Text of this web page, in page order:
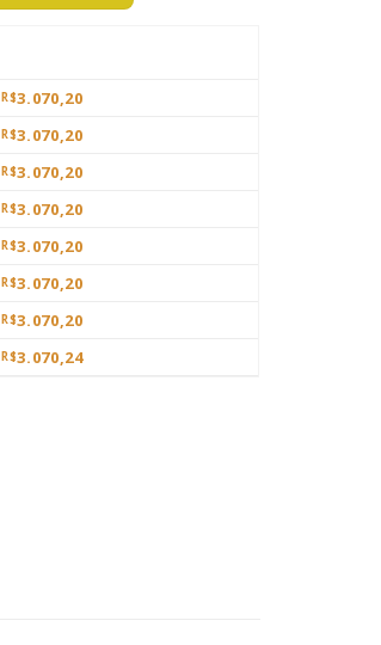
R$3.070,20
R$3.070,20
R$3.070,20
R$3.070,20
R$3.070,20
R$3.070,20
R$3.070,20
R$3.070,24